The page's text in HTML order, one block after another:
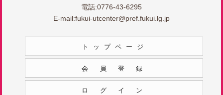
電話:0776-43-6295
E-mail:fukui-utcenter@pref.fukui.lg.jp
トップページ
会員登録
ログイン